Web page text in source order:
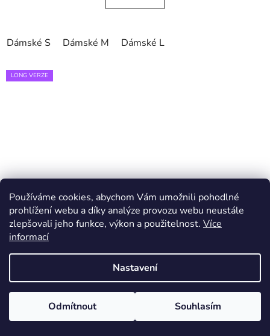
Používáme cookies, abychom Vám umožnili pohodlné
prohlížení webu a díky analýze provozu webu neustále
zlepšovali jeho funkce, výkon a použitelnost. Více
informací
Nastavení
Odmítnout Souhlasím
Dámské S Dámské M Dámské L
LONG VERZE